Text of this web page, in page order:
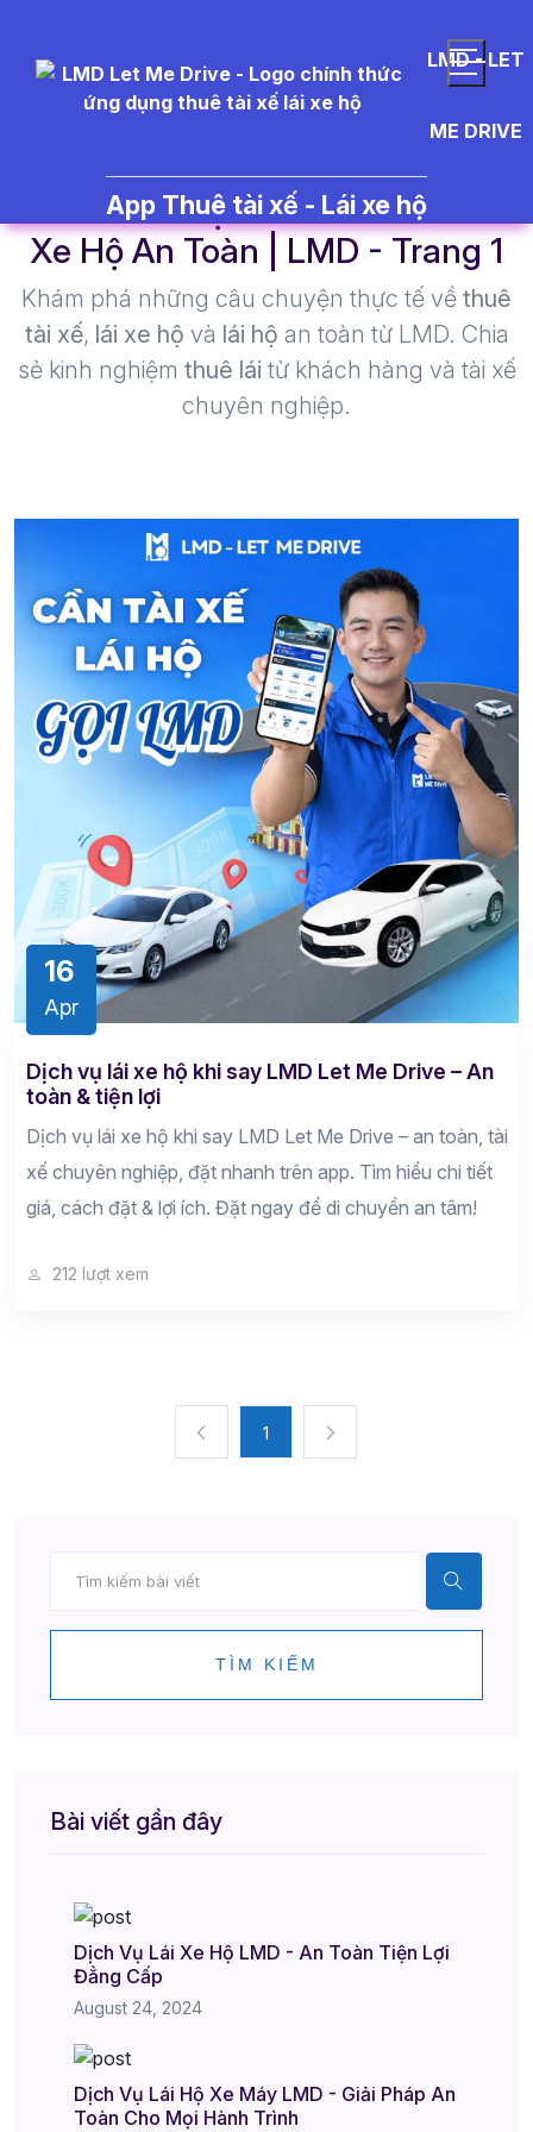
LMD - LET
ME DRIVE
App Thuê tài xế - Lái xe hộ
taxi lái xe hộ - Thuê Tài Xế Lái
Xe Hộ An Toàn | LMD - Trang 1​
Khám phá những câu chuyện thực tế về thuê
tài xế, lái xe hộ và lái hộ an toàn từ LMD. Chia
sẻ kinh nghiệm thuê lái từ khách hàng và tài xế
chuyên nghiệp.
16
Apr
Dịch vụ lái xe hộ khi say LMD Let Me Drive – An
toàn & tiện lợi
Dịch vụ lái xe hộ khi say LMD Let Me Drive – an toàn, tài
xế chuyên nghiệp, đặt nhanh trên app. Tìm hiểu chi tiết
giá, cách đặt & lợi ích. Đặt ngay để di chuyển an tâm!
212 lượt xem
1
TÌM KIẾM
Bài viết gần đây
Dịch Vụ Lái Xe Hộ LMD - An Toàn Tiện Lợi
Đẳng Cấp
August 24, 2024
Dịch Vụ Lái Hộ Xe Máy LMD - Giải Pháp An
Toàn Cho Mọi Hành Trình